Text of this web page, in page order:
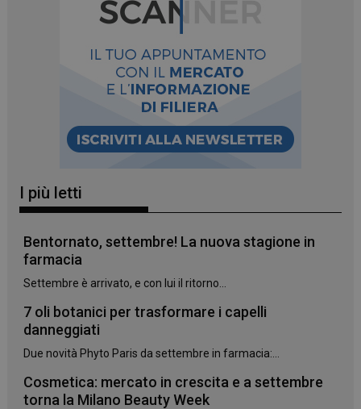
I più letti
Bentornato, settembre! La nuova stagione in
farmacia
Settembre è arrivato, e con lui il ritorno...
7 oli botanici per trasformare i capelli
danneggiati
Due novità Phyto Paris da settembre in farmacia:...
Cosmetica: mercato in crescita e a settembre
torna la Milano Beauty Week
.panoramacosmetico.it
CookieScriptConsent
www.panoramacosmetico.it
settimane